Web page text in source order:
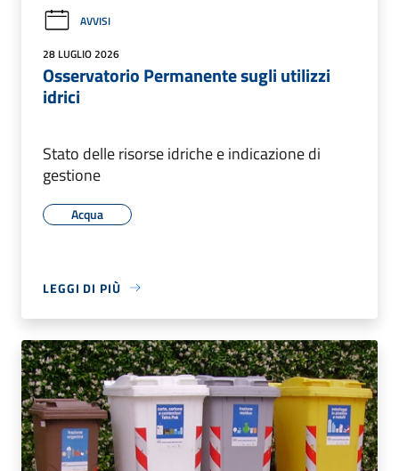
AVVISI
28 LUGLIO 2026
Osservatorio Permanente sugli utilizzi
idrici
Stato delle risorse idriche e indicazione di
gestione
Acqua
LEGGI DI PIÙ